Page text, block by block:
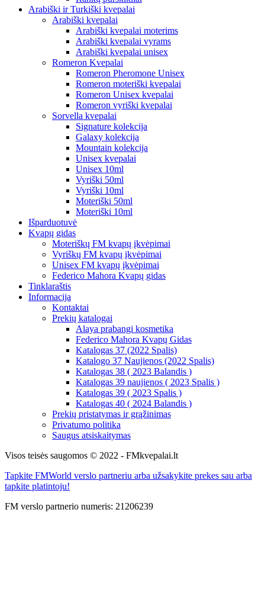
Arabiški ir Turkiški kvepalai
Arabiški kvepalai
Arabiški kvepalai moterims
Arabiški kvepalai vyrams
Arabiški kvepalai unisex
Romeron Kvepalai
Romeron Pheromone Unisex
Romeron moteriški kvepalai
Romeron Unisex kvepalai
Romeron vyriški kvepalai
Sorvella kvepalai
Signature kolekcija
Galaxy kolekcija
Mountain kolekcija
Unisex kvepalai
Unisex 10ml
Vyriški 50ml
Vyriški 10ml
Moteriški 50ml
Moteriški 10ml
Išparduotuvė
Kvapų gidas
Moteriškų FM kvapų įkvėpimai
Vyriškų FM kvapų įkvėpimai
Unisex FM kvapų įkvėpimai
Federico Mahora Kvapų gidas
Tinklaraštis
Informacija
Kontaktai
Prekių katalogai
Alaya prabangi kosmetika
Federico Mahora Kvapų Gidas
Katalogas 37 (2022 Spalis)
Katalogo 37 Naujienos (2022 Spalis)
Katalogas 38 ( 2023 Balandis )
Katalogas 39 naujienos ( 2023 Spalis )
Katalogas 39 ( 2023 Spalis )
Katalogas 40 ( 2024 Balandis )
Prekių pristatymas ir grąžinimas
Privatumo politika
Saugus atsiskaitymas
Visos teisės saugomos © 2022 - FMkvepalai.lt
Tapkite FMWorld verslo partneriu arba užsakykite prekes sau arba
tapkite platintoju!
FM verslo partnerio numeris: 21206239